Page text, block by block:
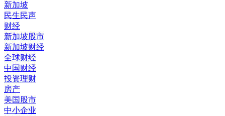
新加坡
民生民声
财经
新加坡股市
新加坡财经
全球财经
中国财经
投资理财
房产
美国股市
中小企业